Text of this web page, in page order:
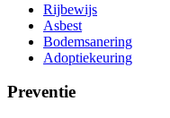
Rijbewijs
Asbest
Bodemsanering
Adoptiekeuring
Preventie